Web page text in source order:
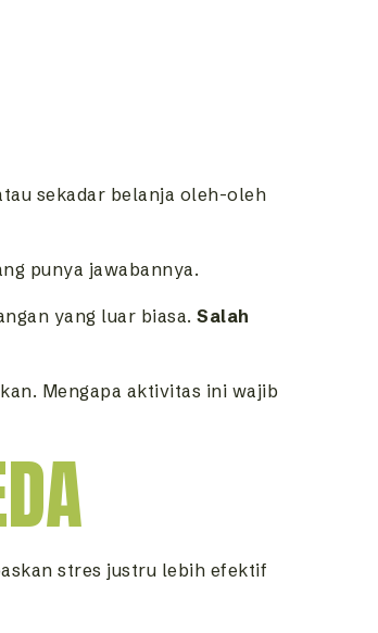
sekadar belanja oleh-oleh
punya jawabannya.
yang luar biasa. Salah
Mengapa aktivitas ini wajib
stres justru lebih efektif